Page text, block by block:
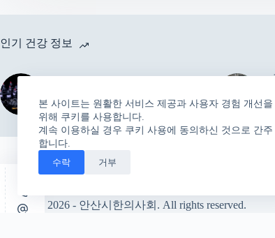
본 사이트는 원활한 서비스 제공과 사용자 경험 개선을
위해 쿠키를 사용합니다.
계속 이용하실 경우 쿠키 사용에 동의하신 것으로 간주
합니다.
수락 거부
인기 건강 정보
간염 감염에 영향 없다”
저작권 © 2026 - 안산시한의사회. All rights reserved.